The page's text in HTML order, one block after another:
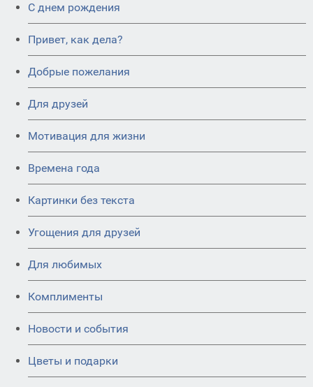
C днем рождения
Привет, как дела?
Добрые пожелания
Для друзей
Мотивация для жизни
Времена года
Картинки без текста
Угощения для друзей
Для любимых
Комплименты
Новости и события
Цветы и подарки